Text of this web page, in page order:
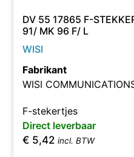
DV 55 17865 F-
91/ MK 96 F/ L
WISI
Fabrikant
WISI
F-stekertjes
Direct leverbaar
€ 5,42 incl. BTW